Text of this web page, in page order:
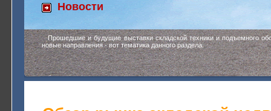
Новости
Прошедшие и будущие выставки складской техники и подъемного
новые направления - вот тематика данного раздела.